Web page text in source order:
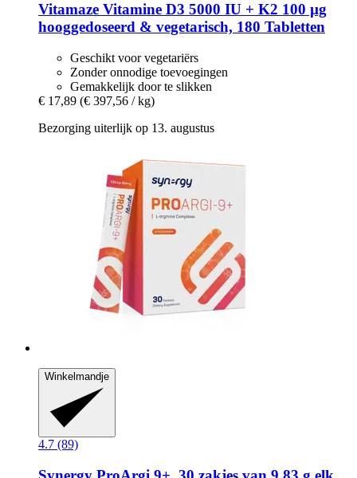
Vitamaze Vitamine D3 5000 IU + K2 100 µg
hooggedoseerd & vegetarisch, 180 Tabletten
Geschikt voor vegetariërs
Zonder onnodige toevoegingen
Gemakkelijk door te slikken
€ 17,89 (€ 397,56 / kg)
Bezorging uiterlijk op 13. augustus
Winkelmandje
4.7 (89)